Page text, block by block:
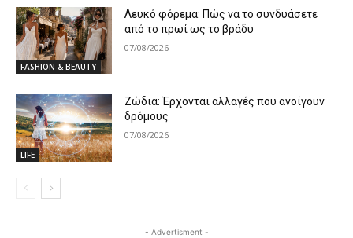
FASHION & BEAUTY
Λευκό φόρεμα: Πώς να το συνδυάσετε
από το πρωί ως το βράδυ
07/08/2026
LIFE
Ζώδια: Έρχονται αλλαγές που ανοίγουν
δρόμους
07/08/2026
- Advertisment -